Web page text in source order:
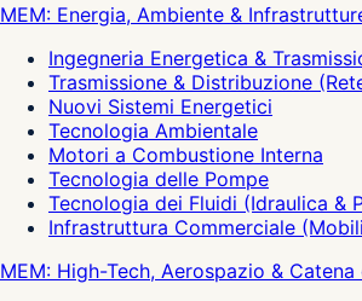
MEM: Energia, Ambiente &
Ingegneria Energetica &
Trasmissione & Distribuzione
Nuovi Sistemi Energetici
Tecnologia Ambientale
Motori a Combustione Interna
Tecnologia delle Pompe
Tecnologia dei Fluidi (Idraulica &
Infrastruttura Commerciale
MEM: High-Tech, Aerospazio &